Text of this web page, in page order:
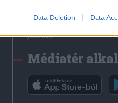
Data Deletion Data
Rádió GaGa
Jóállás
Médiatér